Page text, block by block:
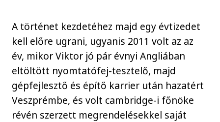
A történet kezdetéhez majd egy évtizedet
kell előre ugrani, ugyanis 2011 volt az az
év, mikor Viktor jó pár évnyi Angliában
eltöltött nyomtatófej-tesztelő, majd
gépfejlesztő és építő karrier után hazatért
Veszprémbe, és volt cambridge-i főnöke
révén szerzett megrendelésekkel saját